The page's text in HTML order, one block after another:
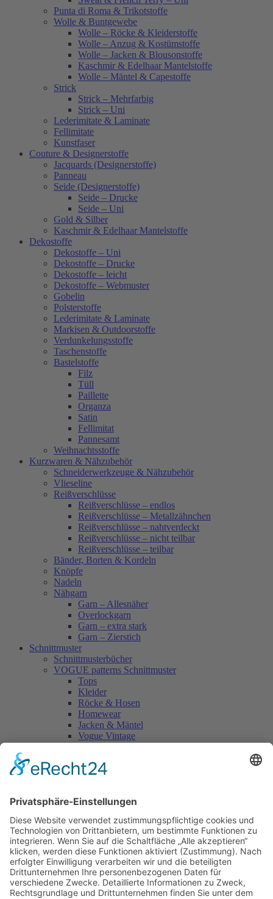
Punta di Roma & Trikotstoffe
Wolle & Buntgewebe
Wolle – Röcke & Kleiderstoffe
Wolle – Anzug & Kostümstoffe
Wolle – Jacken & Blousonstoffe
Kaschmir & Edelhaar Mantelstoffe
Wolle – Mäntel & Capestoffe
Strick
Strick – Mehrfarbig
Strick – Uni
Lederimitate & Laminate
Fellimitate
Kunstfaser
Couture & Designerstoffe
Jacquards (Designerstoffe)
Panneau
Seide (Designerstoffe)
Seide – Drucke
Seide – Uni
Gold & Silber
Kaschmir & Edelhaar Mantelstoffe
Dekostoffe
Dekostoffe – Uni
Dekostoffe – Drucke
Dekostoffe – leicht
Dekostoffe – Webmuster
Gobelin
Polsterstoffe
Lederimitate & Laminate
Markisen & Outdoorstoffe
Verdunkelungsstoffe
Taschenstoffe
Bastelstoffe
Filz
Tüll
Paillette
Organza
Satin
Fellimitat
Pannesamt
Weihnachtsstoffe
Kurzwaren & Nähzubehör
Schneiderwerkzeuge & Nähzubehör
Vlieseline
Reißverschlüsse
Reißverschlüsse – endlos
Reißverschlüsse – Metallzähnchen
Reißverschlüsse – nahtverdeckt
Reißverschlüsse – nicht teilbar
Reißverschlüsse – teilbar
Bänder, Borten & Kordeln
Knöpfe
Nadeln
Nähgarn
Garn – Allesnäher
Overlockgarn
Garn – extra stark
Garn – Zierstich
Schnittmuster
Schnittmusterbücher
VOGUE patterns Schnittmuster
Tops
Kleider
Röcke & Hosen
Homewear
Jacken & Mäntel
Vogue Vintage
Accessoires
Kleider
Homewear
Jacken & Mäntel
Curvy
Herren
Kids
Burda Fantasy
Accessoires & Deko